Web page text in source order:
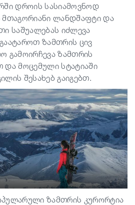
დროის სასიამოვნოდ
მთაგორიანი ლანდშაფტი და
საშუალებას იძლევა
ზამთრის ცივ
გამოირჩევა ზამთრის
და მოცემული სტატიაში
შესახებ გაიგებთ.
ზამთრის კურორტია